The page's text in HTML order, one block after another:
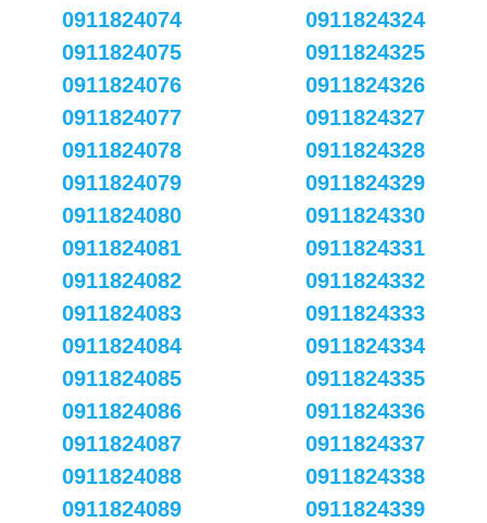
0911824074
0911824075
0911824076
0911824077
0911824078
0911824079
0911824080
0911824081
0911824082
0911824083
0911824084
0911824085
0911824086
0911824087
0911824088
0911824089
0911824324
0911824325
0911824326
0911824327
0911824328
0911824329
0911824330
0911824331
0911824332
0911824333
0911824334
0911824335
0911824336
0911824337
0911824338
0911824339